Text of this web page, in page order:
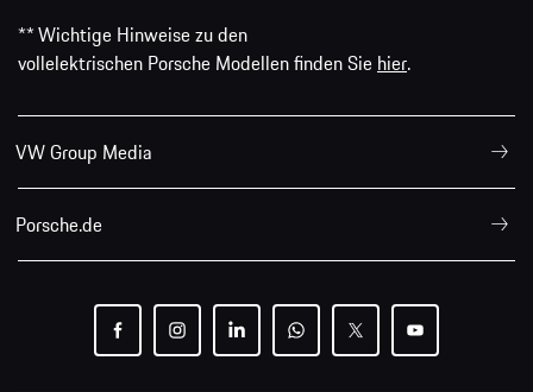
** Wichtige Hinweise zu den
vollelektrischen Porsche Modellen finden Sie hier.
VW Group Media
Porsche.de